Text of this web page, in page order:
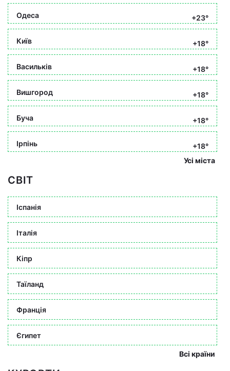
Одеса +23°
Київ +18°
Васильків +18°
Вишгород +18°
Буча +18°
Ірпінь
+18°
Усі міста
СВІТ
Іспанія
Італія
Кіпр
Таїланд
Франція
Єгипет
Всі країни